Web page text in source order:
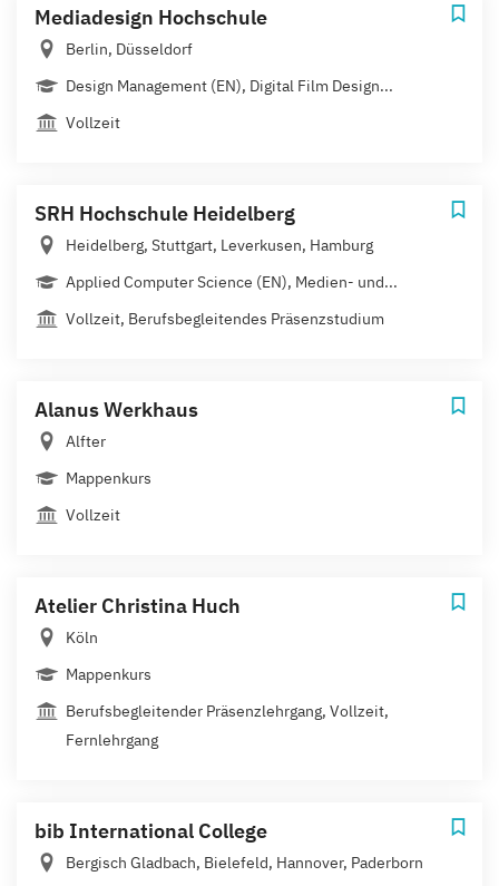
Mediadesign Hochschule
Berlin, Düsseldorf
Design Management (EN), Digital Film Design...
Vollzeit
SRH Hochschule Heidelberg
Heidelberg, Stuttgart, Leverkusen, Hamburg
Applied Computer Science (EN), Medien- und...
Vollzeit, Berufsbegleitendes Präsenzstudium
Alanus Werkhaus
Alfter
Mappenkurs
Vollzeit
Atelier Christina Huch
Köln
Mappenkurs
Berufsbegleitender Präsenzlehrgang, Vollzeit,
Fernlehrgang
bib International College
Bergisch Gladbach, Bielefeld, Hannover, Paderborn